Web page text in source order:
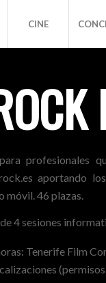
CINE
profesionales
aportando
46 plazas.
4 sesiones
Tenerife Film
(permisos